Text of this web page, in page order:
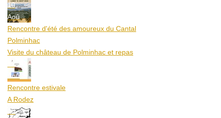
10
Aoû
Rencontre d'été des amoureux du Cantal
Polminhac
Visite du château de Polminhac et repas
12
Aoû
Rencontre estivale
A Rodez
23